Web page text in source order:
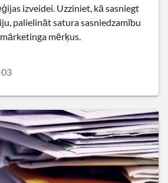
izveidei. Uzziniet, kā sasniegt
palielināt satura sasniedzamību
mērķus.